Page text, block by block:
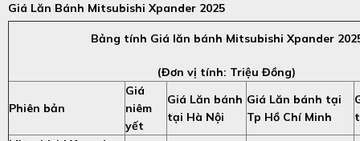
Giá Lăn Bánh Mitsubishi Xpander 2025
Bảng tính Giá lăn bánh Mitsubishi Xpander
(Đơn vị tính: Triệu Đồng)
Phiên bản
Giá
niêm
yết
Giá Lăn bánh
tại Hà Nội
Giá Lăn bánh tại
Tp Hồ Chí Minh